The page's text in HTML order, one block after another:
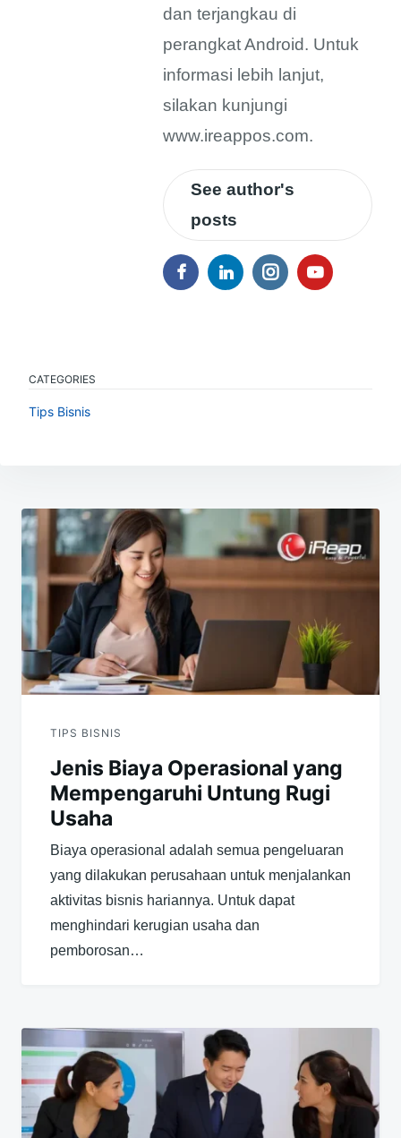
dan terjangkau di
perangkat Android. Untuk
informasi lebih lanjut,
silakan kunjungi
www.ireappos.com.
See author's
posts
CATEGORIES
Tips Bisnis
pos
TIPS BISNIS
Jenis Biaya Operasional yang
Mempengaruhi Untung Rugi
Usaha
Biaya operasional adalah semua pengeluaran
yang dilakukan perusahaan untuk menjalankan
aktivitas bisnis hariannya. Untuk dapat
menghindari kerugian usaha dan
pemborosan…